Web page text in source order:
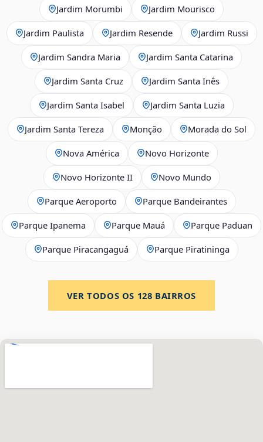
Jardim Morumbi Jardim Mourisco
Jardim Paulista Jardim Resende Jardim Russi
Jardim Sandra Maria Jardim Santa Catarina
Jardim Santa Cruz Jardim Santa Inês
Jardim Santa Isabel Jardim Santa Luzia
Jardim Santa Tereza Monção Morada do Sol
Nova América Novo Horizonte
Novo Horizonte II Novo Mundo
Parque Aeroporto Parque Bandeirantes
Parque Ipanema Parque Mauá Parque Paduan
Parque Piracangaguá Parque Piratininga
VER TODOS OS 128 BAIRROS